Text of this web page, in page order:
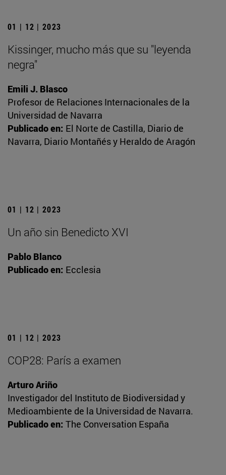
01 | 12 | 2023
Kissinger, mucho más que su "leyenda
negra"
Emili J. Blasco
Profesor de Relaciones Internacionales de la
Universidad de Navarra
Publicado en: El Norte de Castilla, Diario de
Navarra, Diario Montañés y Heraldo de Aragón
01 | 12 | 2023
Un año sin Benedicto XVI
Pablo Blanco
Publicado en: Ecclesia
01 | 12 | 2023
COP28: París a examen
Arturo Ariño
Investigador del Instituto de Biodiversidad y
Medioambiente de la Universidad de Navarra.
Publicado en: The Conversation España